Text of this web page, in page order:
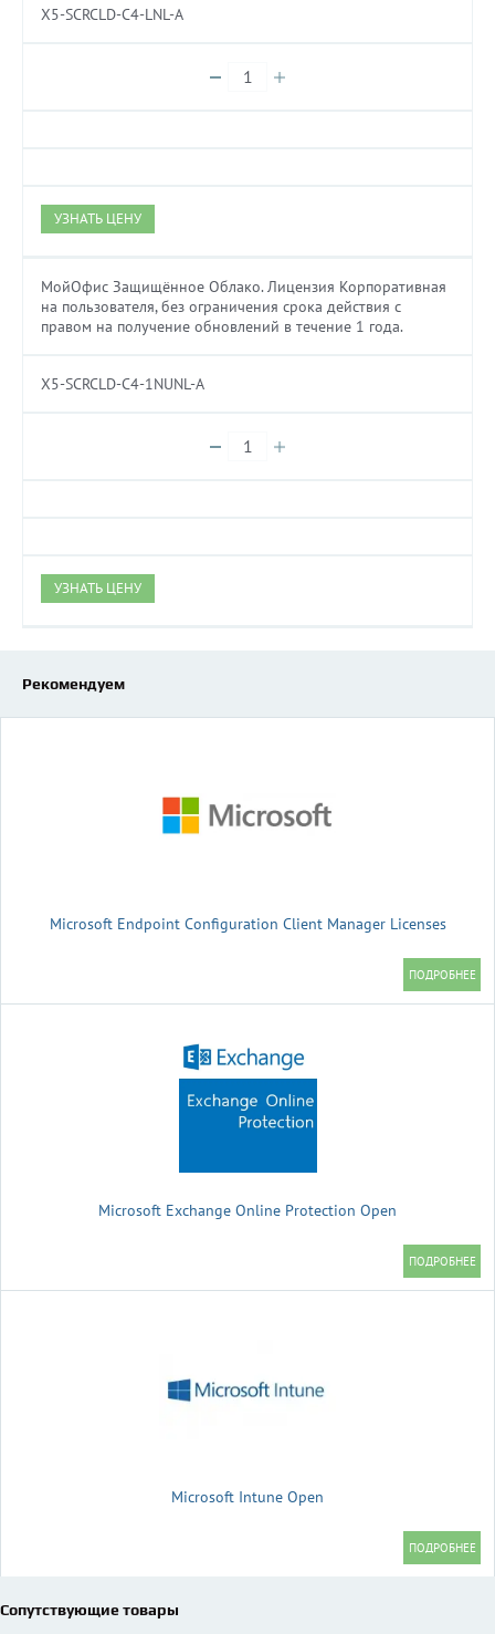
X5-SCRCLD-C4-LNL-A
УЗНАТЬ ЦЕНУ
МойОфис Защищённое Облако. Лицензия Корпоративная
на пользователя, без ограничения срока действия с
правом на получение обновлений в течение 1 года.
X5-SCRCLD-C4-1NUNL-A
УЗНАТЬ ЦЕНУ
Рекомендуем
Microsoft Endpoint Configuration Client Manager Licenses
Microsoft Exchange Online Protection Open
Microsoft Intune Open
Сопутствующие товары